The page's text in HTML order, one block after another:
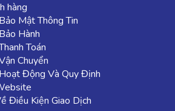
hàng
Mật Thông Tin
Hành
Toán
Chuyển
Động Và Quy Định
Điều Kiện Giao Dịch